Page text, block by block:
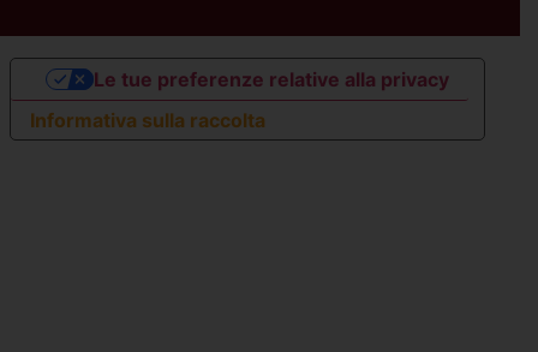
Informativa sulla raccolta
Le tue preferenze relative alla privacy